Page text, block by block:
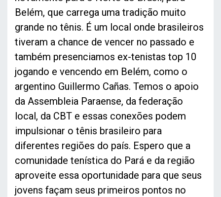
Belém, que carrega uma tradição muito
grande no tênis. É um local onde brasileiros
tiveram a chance de vencer no passado e
também presenciamos ex-tenistas top 10
jogando e vencendo em Belém, como o
argentino Guillermo Cañas. Temos o apoio
da Assembleia Paraense, da federação
local, da CBT e essas conexões podem
impulsionar o tênis brasileiro para
diferentes regiões do país. Espero que a
comunidade tenística do Pará e da região
aproveite essa oportunidade para que seus
jovens façam seus primeiros pontos no